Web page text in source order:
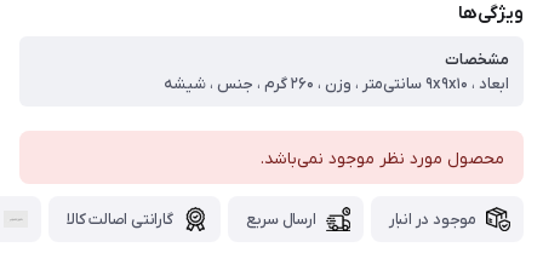
ویژگی‌ها
مشخصات
ابعاد ، ۹x۹x۱۰ سانتی‌متر ، وزن ، ۲۶۰ گرم ، جنس ، شیشه
محصول مورد نظر موجود نمی‌باشد.
موجود در انبار ارسال سریع گارانتی اصالت کالا